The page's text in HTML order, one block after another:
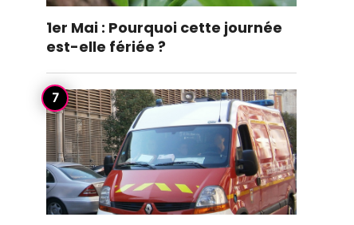
1er Mai : Pourquoi cette journée
est-elle fériée ?